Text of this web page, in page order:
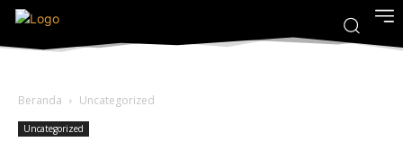
Beranda Uncategorized
Uncategorized